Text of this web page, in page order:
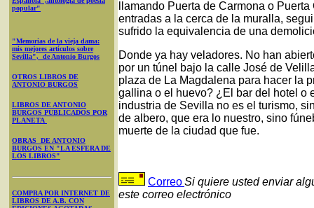
popular"
"Memorias de la vieja dama:
mis mejores artículos sobre
Sevilla", de Antonio Burgos
OTROS LIBROS DE
ANTONIO BURGOS
LIBROS DE ANTONIO
BURGOS PUBLICADOS POR
PLANETA
OBRAS DE ANTONIO
BURGOS EN "LA ESFERA DE
LOS LIBROS"
COMPRA POR INTERNET DE
LIBROS DE A.B. CON
llamando Puerta de Carmona o
entradas a la cerca de la muralla,
sufrido la equivalencia de una
Donde ya hay veladores. No han
por un túnel bajo la calle José de
plaza de La Magdalena para hacer la
gallina o el huevo? ¿El bar del hotel o
industria de Sevilla no es el turismo,
de albero, que era lo nuestro, sino
muerte de la ciudad que fue.
CorreoSi quiere usted enviar
este correo electrónico